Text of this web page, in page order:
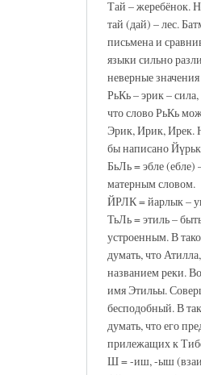
Тай – жеребёнок.
тай (дай) – лес.
письмена и
языки сильно
неверные
РьКь – эрик –
что слово РьКь
Эрик, Ирик,
бы написано
БьЛь = эбле (ебле)
матерным словом.
ЙРЛК = йарлык –
ТьЛь = этиль –
устроенным. В
думать, что
названием реки.
имя Этильы.
бесподобный. В
думать, что его
прилежащих к
Ш = -иш, -ыш